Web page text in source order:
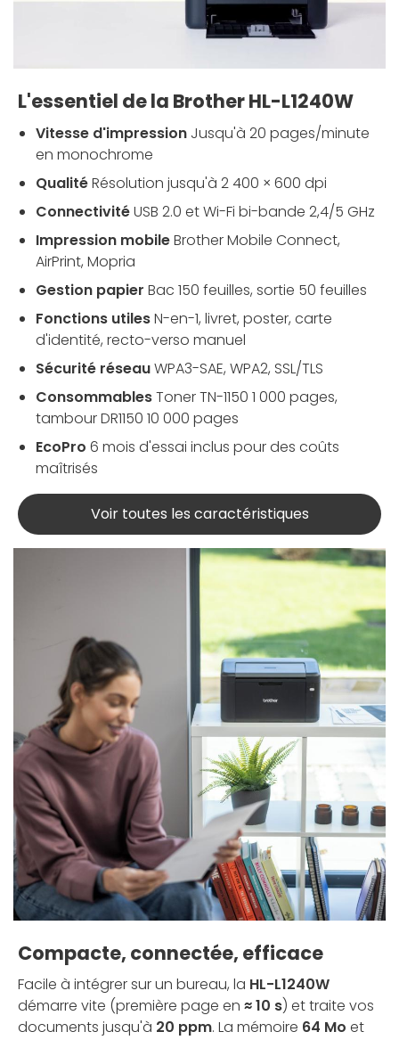
L'essentiel de la Brother HL-L1240W
Vitesse d'impression Jusqu'à 20 pages/minute
en monochrome
QualitéRésolution jusqu'à 2 400 × 600 dpi
ConnectivitéUSB 2.0 et Wi-Fi bi-bande 2,4/5 GHz
Impression mobileBrother Mobile Connect,
AirPrint, Mopria
Gestion papier Bac 150 feuilles, sortie 50 feuilles
Fonctions utilesN-en-1, livret, poster, carte
d'identité, recto-verso manuel
Sécurité réseauWPA3-SAE, WPA2, SSL/TLS
ConsommablesToner TN-1150 1 000 pages,
tambour DR1150 10 000 pages
EcoPro 6 mois d'essai inclus pour des coûts
maîtrisés
Voir toutes les caractéristiques
Compacte, connectée, efficace
Facile à intégrer sur un bureau, la HL-L1240W
démarre vite (première page en ≈ 10 s) et traite vos
documents jusqu'à 20 ppm. La mémoire 64 Mo et